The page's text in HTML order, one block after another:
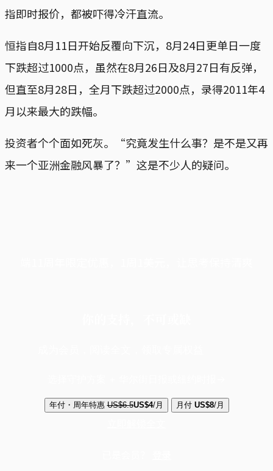
指即时报价，都被吓得冷汗直流。
恒指自8月11日开始反覆向下沉，8月24日更单日一度
下跌超过1000点，虽然在8月26日及8月27日有反弹，
但直至8月28日，全月下跌超过2000点，录得2011年4
月以来最大的跌幅。
投资者个个面如死灰。“究竟发生什么事？是不是又再
来一个亚洲金融风暴了？”这是不少人的疑问。
年付・周年特惠 US$6.5US$4/月 月付 US$8/月